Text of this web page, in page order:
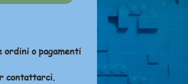
o pagamenti
contattarci.